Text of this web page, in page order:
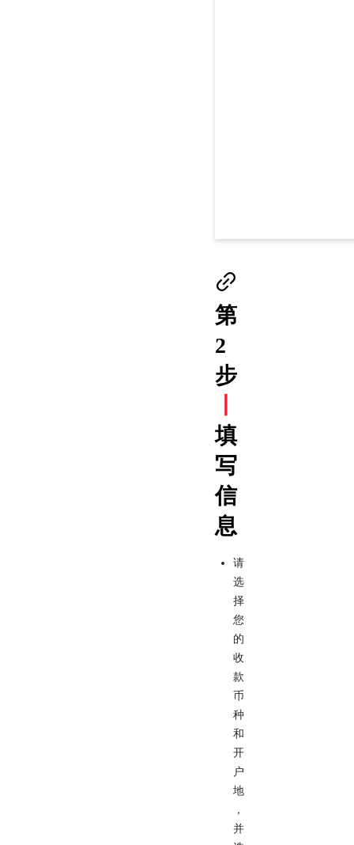
第
2
步
填
写
信
息
请
选
择
您
的
收
款
币
种
和
开
户
地
，
并